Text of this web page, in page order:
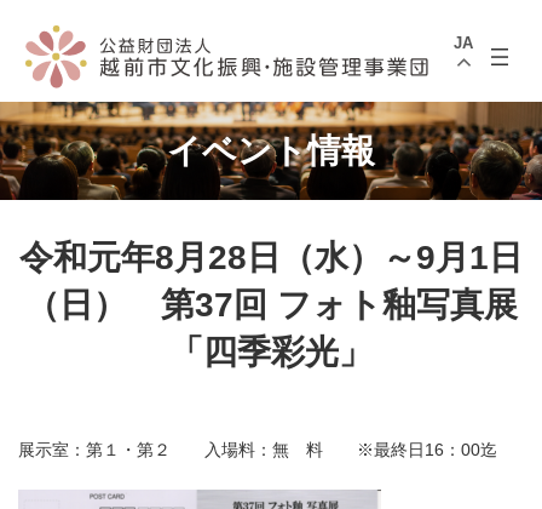
へ
ス
キ
ッ
プ
ョ
ン
に
移
動
JA
イベント情報
令和元年8月28日（水）～9月1日
（日） 第37回 フォト釉写真展
「四季彩光」
展示室：第１・第２ 入場料：無 料 ※最終日16：00迄